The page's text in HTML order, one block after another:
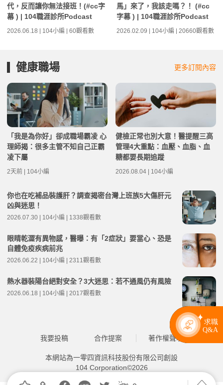
代，反而讓你無法接班！(#cc字
幕 ) | 104職涯診所Podcast
2026.06.18 | 104小編 | 60觀看數
馬」來了，我該走嗎？！ (#cc
字幕 ) | 104職涯診所Podcast
2026.02.09 | 104小編 | 20660觀看數
健康職場 更多訂閱內容
「我是為你好」卻成職場霸凌 心
理師揭：很多主管不知自己正霸
凌下屬
2天前 | 104小編
健檢正常也別大意！醫提醒三高
管理4大重點：血壓、血脂、血
糖都要長期追蹤
2026.08.04 | 104小編
你也在吃補品裝護肝？調查揭密台灣上班族5大傷肝元
凶與迷思！
2026.07.30 | 104小編 | 1338觀看數
眼睛乾澀有異物感，醫曝：有「2症狀」要當心、恐是
自體免疫疾病前兆
2026.06.22 | 104小編 | 2311觀看數
熱水器裝陽台絕對安全？3大迷思：若不通風仍有風險
2026.06.18 | 104小編 | 2017觀看數
我要投稿 合作提案 著作權聲明
本網站為一零四資訊科技股份有限公司創設
104 Corporation©2026